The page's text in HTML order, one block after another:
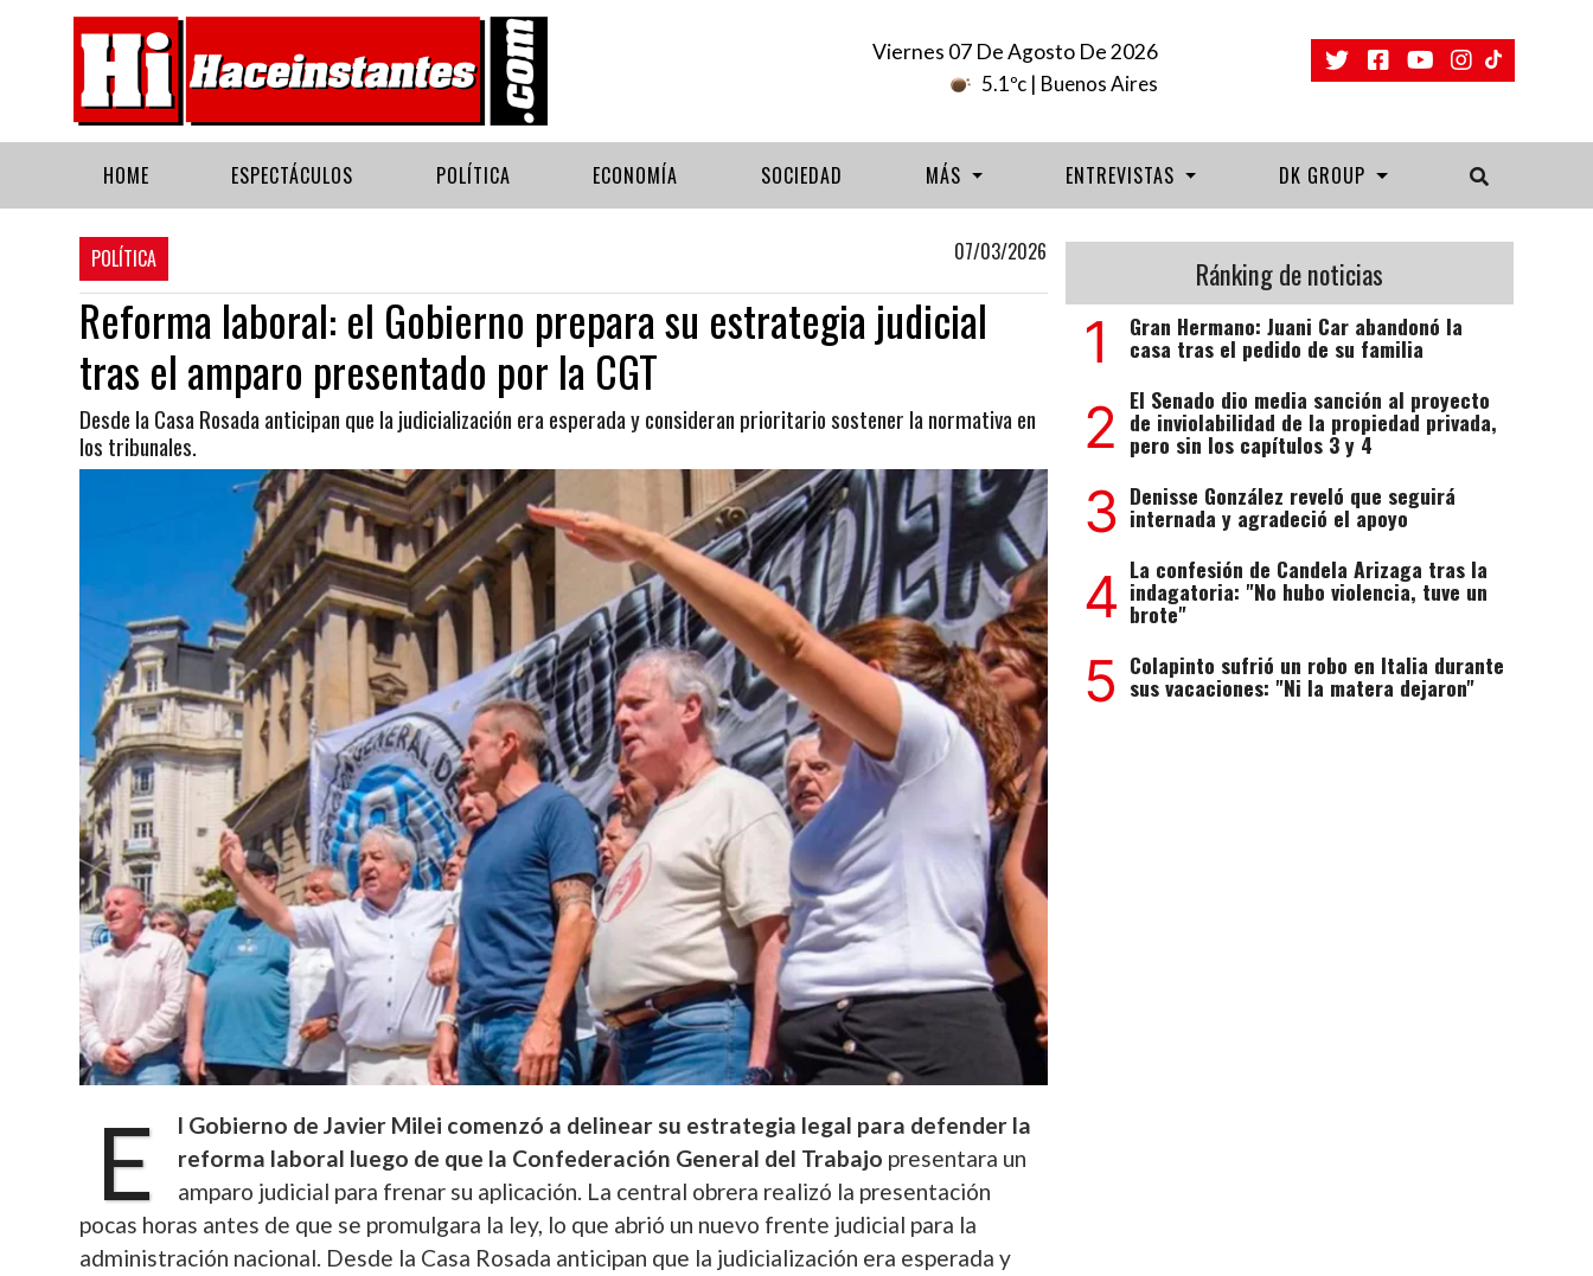
Viernes 07 De Agosto De 2026
5.1ºc | Buenos Aires
HOME ESPECTÁCULOS POLÍTICA ECONOMÍA SOCIEDAD MÁS ENTREVISTAS DK GROUP
POLÍTICA 07/03/2026
Reforma laboral: el Gobierno prepara su estrategia judicial
tras el amparo presentado por la CGT
Desde la Casa Rosada anticipan que la judicialización era esperada y consideran prioritario sostener la normativa en
los tribunales.
E
l Gobierno de Javier Milei comenzó a delinear su estrategia legal para defender la
reforma laboral luego de que la Confederación General del Trabajo presentara un
amparo judicial para frenar su aplicación. La central obrera realizó la presentación
pocas horas antes de que se promulgara la ley, lo que abrió un nuevo frente judicial para la
administración nacional. Desde la Casa Rosada anticipan que la judicialización era esperada y
Ránking de noticias
1 Gran Hermano: Juani Car abandonó la
casa tras el pedido de su familia
2 El Senado dio media sanción al proyecto
de inviolabilidad de la propiedad privada,
pero sin los capítulos 3 y 4
3 Denisse González reveló que seguirá
internada y agradeció el apoyo
4 La confesión de Candela Arizaga tras la
indagatoria: "No hubo violencia, tuve un
brote"
5 Colapinto sufrió un robo en Italia durante
sus vacaciones: "Ni la matera dejaron"